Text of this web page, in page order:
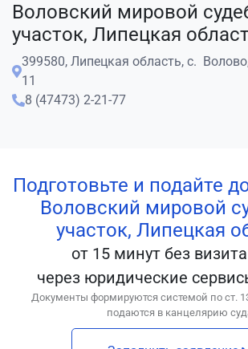
Воловский мировой
участок, Липецкая
399580, Липецкая область, с.
11
8 (47473) 2-21-77
Подготовьте и подайте
Воловский мировой
участок, Липецкая
от 15 минут без
через юридические
Документы формируются системой по ст.
подаются в канцелярию